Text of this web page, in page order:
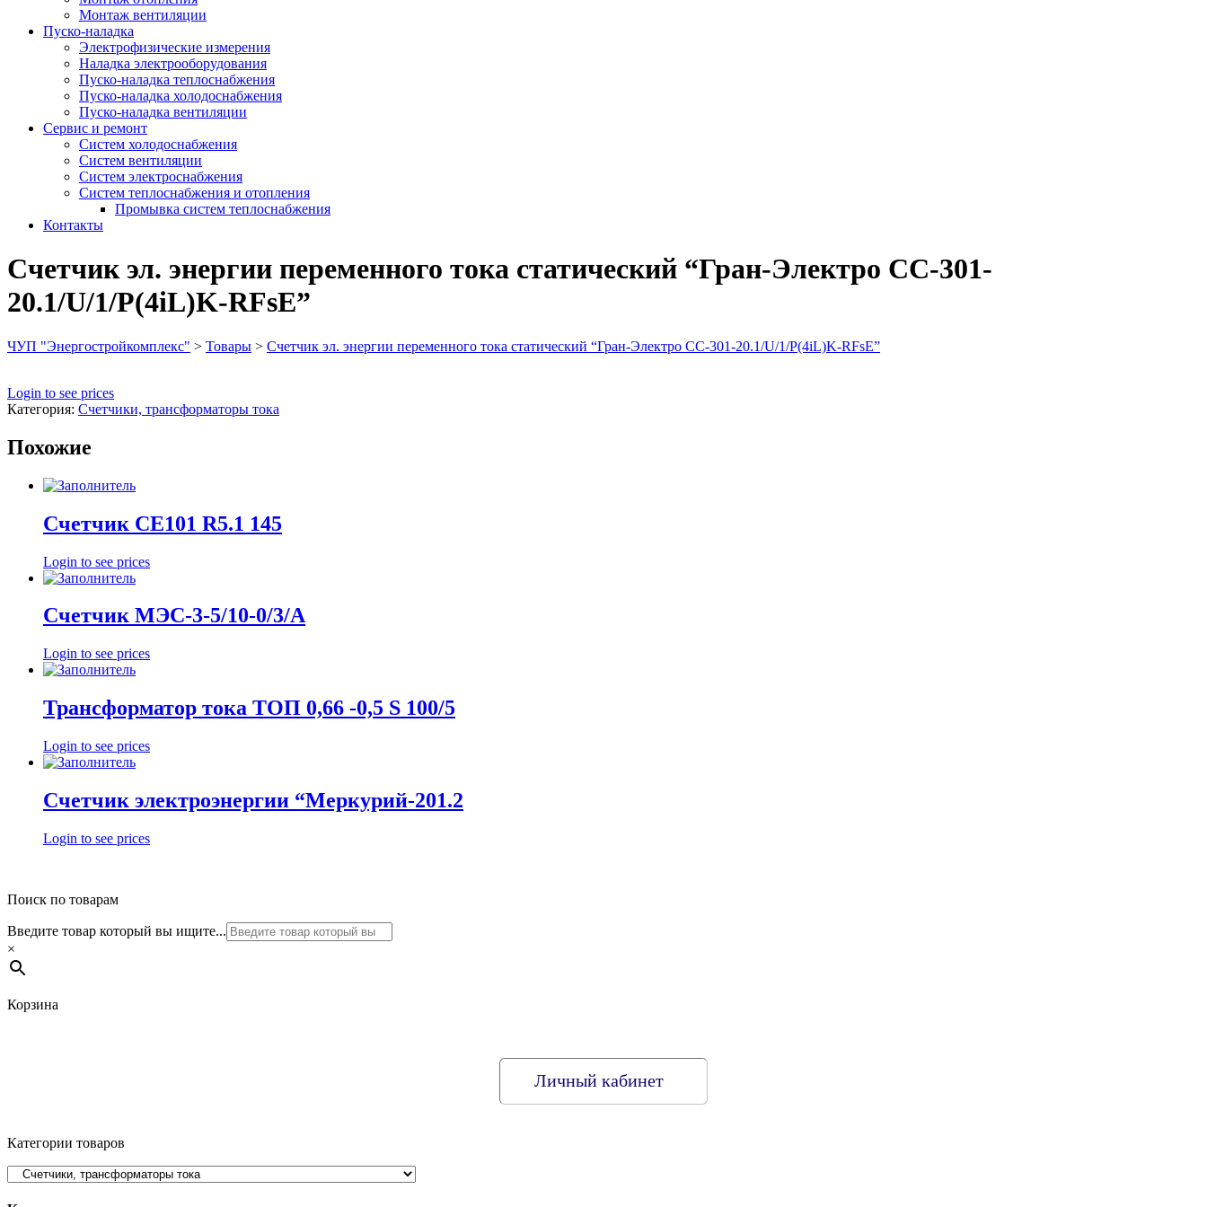
Монтаж вентиляции
Пуско-наладка
Электрофизические измерения
Наладка электрооборудования
Пуско-наладка теплоснабжения
Пуско-наладка холодоснабжения
Пуско-наладка вентиляции
Сервис и ремонт
Систем холодоснабжения
Систем вентиляции
Систем электроснабжения
Систем теплоснабжения и отопления
Промывка систем теплоснабжения
Контакты
Счетчик эл. энергии переменного тока статический “Гран-Электро СС-301-
20.1/U/1/P(4iL)K-RFsE”
ЧУП "Энергостройкомплекс" > Товары > Счетчик эл. энергии переменного тока статический “Гран-Электро СС-301-20.1/U/1/P(4iL)K-RFsE”
Login to see prices
Категория: Счетчики, трансформаторы тока
Похожие
Счетчик СЕ101 R5.1 145
Login to see prices
Счетчик МЭС-3-5/10-0/3/A
Login to see prices
Трансформатор тока ТОП 0,66 -0,5 S 100/5
Login to see prices
Счетчик электроэнергии “Меркурий-201.2
Login to see prices
Поиск по товарам
Введите товар который вы ищите...
×
Корзина
Личный кабинет
Категории товаров